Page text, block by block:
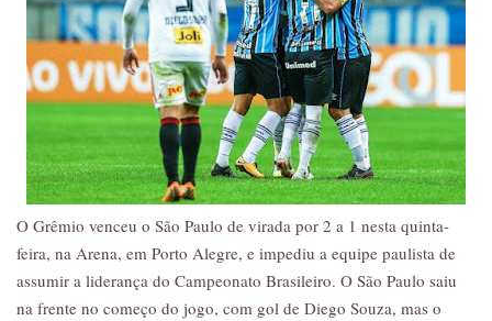
O Grêmio venceu o São Paulo de virada por 2 a 1 nesta quinta-
feira, na Arena, em Porto Alegre, e impediu a equipe paulista de
assumir a liderança do Campeonato Brasileiro. O São Paulo saiu
na frente no começo do jogo, com gol de Diego Souza, mas o